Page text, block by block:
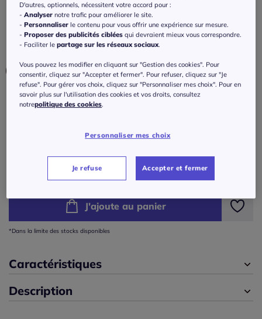
Réf : 476.545.006
Couleur :marine
Taille :
En stock
En stock
Ancien prix :
Nouveau prix :
30€*
J'ajoute au panier
*Dans la limite des stocks disponibles
Caractéristiques
Description
D'autres, optionnels, nécessitent votre accord pour :
-Analyser notre trafic pour améliorer le site.
-Personnaliser le contenu pour vous offrir une expérience sur mesure.
-Proposer des publicités ciblées qui devraient mieux vous correspondre.
- Faciliter lepartage sur les réseaux sociaux.
Vous pouvez les modifier en cliquant sur "Gestion des cookies". Pour
consentir, cliquez sur "Accepter et fermer". Pour refuser, cliquez sur "Je
refuse". Pour gérer vos choix, cliquez sur "Personnaliser mes choix". Pour en
savoir plus sur l'utilisation des cookies et vos droits, consultez
notrepolitique des cookies.
Personnaliser mes choix
Je refuse Accepter et fermer